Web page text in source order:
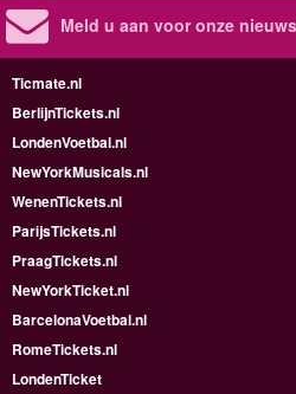
Meld u aan voor onze
Ticmate.nl
BerlijnTickets.nl
LondenVoetbal.nl
NewYorkMusicals.nl
WenenTickets.nl
ParijsTickets.nl
PraagTickets.nl
NewYorkTicket.nl
BarcelonaVoetbal.nl
RomeTickets.nl
LondenTicket